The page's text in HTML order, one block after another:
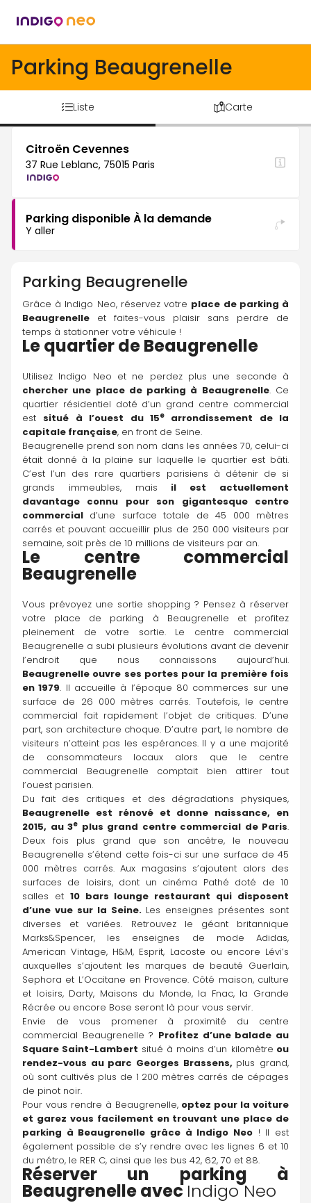
Parking Beaugrenelle
Liste Carte
Citroën Cevennes
37 Rue Leblanc, 75015 Paris
Parking disponible À la demande
Y aller
Parking Beaugrenelle
Grâce à Indigo Neo, réservez votre place de parking à
Beaugrenelle et faites-vous plaisir sans perdre de
temps à stationner votre véhicule !
Le quartier de Beaugrenelle
chercher une place de parking à Beaugrenelle. Ce
quartier résidentiel doté d’un grand centre commercial
est situé à l’ouest du 15e arrondissement de la
capitale française, en front de Seine.
Beaugrenelle prend son nom dans les années 70, celui-ci
était donné à la plaine sur laquelle le quartier est bâti.
C’est l’un des rare quartiers parisiens à détenir de si
grands immeubles, mais il est actuellement
davantage connu pour son gigantesque centre
commercial d’une surface totale de 45 000 mètres
carrés et pouvant accueillir plus de 250 000 visiteurs par
semaine, soit près de 10 millions de visiteurs par an.
Le centre commercial
Beaugrenelle
Vous prévoyez une sortie shopping ? Pensez à réserver
votre place de parking à Beaugrenelle et profitez
pleinement de votre sortie. Le centre commercial
Beaugrenelle a subi plusieurs évolutions avant de devenir
Beaugrenelle ouvre ses portes pour la première fois
en 1979. Il accueille à l’époque 80 commerces sur une
surface de 26 000 mètres carrés. Toutefois, le centre
commercial fait rapidement l’objet de critiques. D’une
part, son architecture choque. D’autre part, le nombre de
visiteurs n’atteint pas les espérances. Il y a une majorité
de consommateurs locaux alors que le centre
commercial Beaugrenelle comptait bien attirer tout
l’ouest parisien.
Du fait des critiques et des dégradations physiques,
Beaugrenelle est rénové et donne naissance, en
2015, au 3e plus grand centre commercial de Paris.
Deux fois plus grand que son ancêtre, le nouveau
Beaugrenelle s’étend cette fois-ci sur une surface de 45
000 mètres carrés. Aux magasins s’ajoutent alors des
surfaces de loisirs, dont un cinéma Pathé doté de 10
salles et 10 bars lounge restaurant qui disposent
d’une vue sur la Seine. Les enseignes présentes sont
diverses et variées. Retrouvez le géant britannique
Marks&Spencer, les enseignes de mode Adidas,
American Vintage, H&M, Esprit, Lacoste ou encore Lévi’s
auxquelles s’ajoutent les marques de beauté Guerlain,
Sephora et L’Occitane en Provence. Côté maison, culture
et loisirs, Darty, Maisons du Monde, la Fnac, la Grande
Récrée ou encore Bose seront là pour vous servir.
Envie de vous promener à proximité du centre
commercial Beaugrenelle ? Profitez d’une balade au
Square Saint-Lambert situé à moins d’un kilomètre ou
rendez-vous au parc Georges Brassens, plus grand,
où sont cultivés plus de 1 200 mètres carrés de cépages
de pinot noir.
Pour vous rendre à Beaugrenelle, optez pour la voiture
et garez vous facilement en trouvant une place de
parking à Beaugrenelle grâce à Indigo Neo ! Il est
également possible de s’y rendre avec les lignes 6 et 10
du métro, le RER C, ainsi que les bus 42, 62, 70 et 88.
Réserver un parking à
Beaugrenelle avec Indigo Neo